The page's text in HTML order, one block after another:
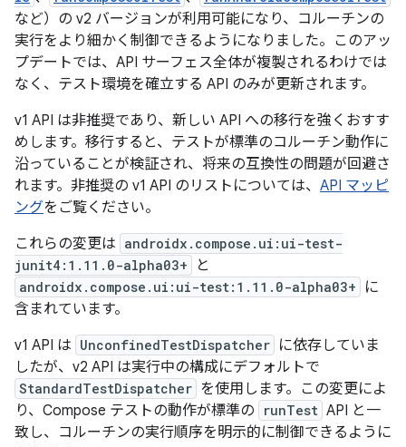
など）の v2 バージョンが利用可能になり、コルーチンの
実行をより細かく制御できるようになりました。このアッ
プデートでは、API サーフェス全体が複製されるわけでは
なく、テスト環境を確立する API のみが更新されます。
v1 API は非推奨であり、新しい API への移行を強くおすす
めします。移行すると、テストが標準のコルーチン動作に
沿っていることが検証され、将来の互換性の問題が回避さ
れます。非推奨の v1 API のリストについては、 API マッピ
ングをご覧ください。
これらの変更は androidx.compose.ui:ui-test-
junit4:1.11.0-alpha03+
と
androidx.compose.ui:ui-test:1.11.0-alpha03+
に
含まれています。
v1 API は UnconfinedTestDispatcher に依存していま
したが、v2 API は実行中の構成にデフォルトで
StandardTestDispatcher を使用します。この変更によ
り、Compose テストの動作が標準の
runTest API と一
致し、コルーチンの実行順序を明示的に制御できるように